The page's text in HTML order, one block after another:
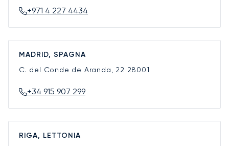
+971 4 227 4434
MADRID, SPAGNA
C. del Conde de Aranda, 22 28001
+34 915 907 299
RIGA, LETTONIA